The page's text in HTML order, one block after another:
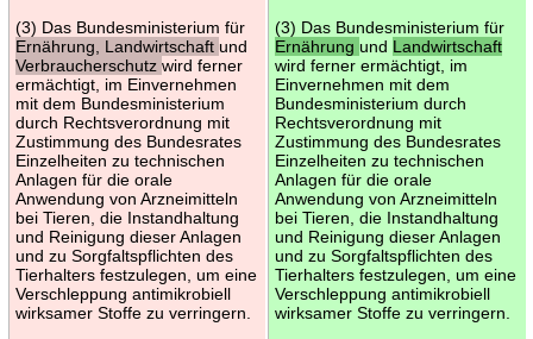
(3) Das Bundesministerium für
Ernährung, Landwirtschaft und
Verbraucherschutz wird ferner
ermächtigt, im Einvernehmen
mit dem Bundesministerium
durch Rechtsverordnung mit
Zustimmung des Bundesrates
Einzelheiten zu technischen
Anlagen für die orale
Anwendung von Arzneimitteln
bei Tieren, die Instandhaltung
und Reinigung dieser Anlagen
und zu Sorgfaltspflichten des
Tierhalters festzulegen, um eine
Verschleppung antimikrobiell
wirksamer Stoffe zu verringern.
(3) Das Bundesministerium für
Ernährung und Landwirtschaft
wird ferner ermächtigt, im
Einvernehmen mit dem
Bundesministerium durch
Rechtsverordnung mit
Zustimmung des Bundesrates
Einzelheiten zu technischen
Anlagen für die orale
Anwendung von Arzneimitteln
bei Tieren, die Instandhaltung
und Reinigung dieser Anlagen
und zu Sorgfaltspflichten des
Tierhalters festzulegen, um eine
Verschleppung antimikrobiell
wirksamer Stoffe zu verringern.